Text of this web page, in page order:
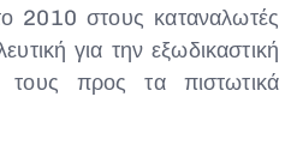
2010 στους καταναλωτές
για την εξωδικαστική
προς τα πιστωτικά